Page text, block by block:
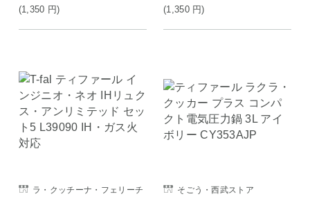
(1,350 円)
(1,350 円)
ラ・クッチーナ・フェリーチ
そごう・西武ストア